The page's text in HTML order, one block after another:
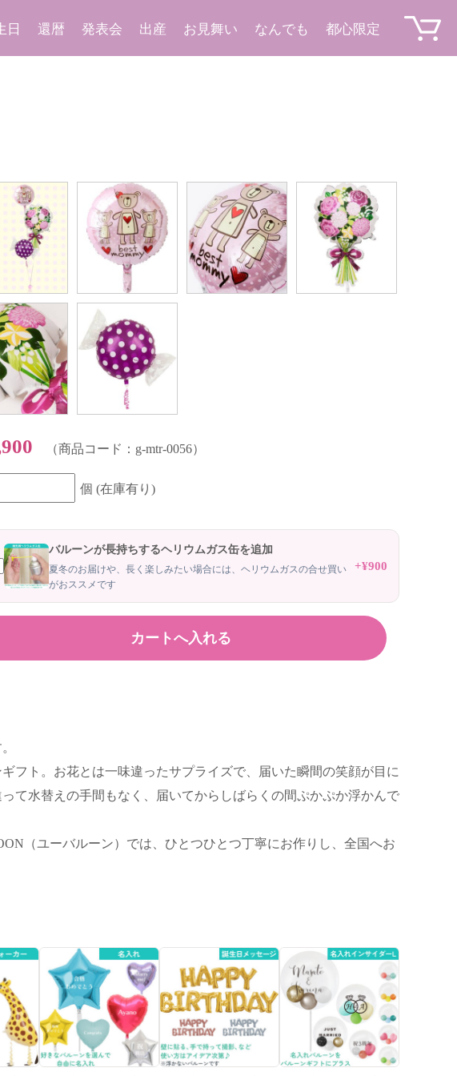
日 還暦 発表会 出産 お見舞い なんでも 都心限定
（商品コード：g-mtr-0056）
個 (在庫有り)
バルーンが長持ちするヘリウムガス缶を追加
夏冬のお届けや、長く楽しみたい場合には、ヘリウムガスの合せ買い
がおススメです
+¥900
フト。お花とは一味違ったサプライズで、届いた瞬間の笑顔が目に
て水替えの手間もなく、届いてからしばらくの間ぷかぷか浮かんで
（ユーバルーン）では、ひとつひとつ丁寧にお作りし、全国へお